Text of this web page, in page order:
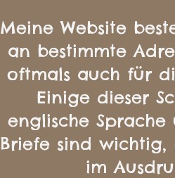
Meine Website
an bestimmte
oftmals auch für
Einige dieser
englische
Briefe sind
im